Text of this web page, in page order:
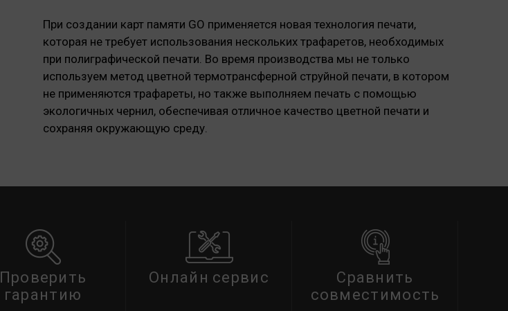
При создании карт памяти GO применяется новая технология печати,
которая не требует использования нескольких трафаретов, необходимых
при полиграфической печати. Во время производства мы не только
используем метод цветной термотрансферной струйной печати, в котором
не применяются трафареты, но также выполняем печать с помощью
экологичных чернил, обеспечивая отличное качество цветной печати и
сохраняя окружающую среду.
Проверить
гарантию
Онлайн сервис
Сравнить
совместимость